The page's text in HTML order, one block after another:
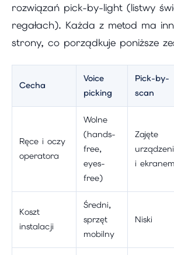
rozwiązań pick-by-light (listwy
regałach). Każda z metod ma
strony, co porządkuje poniższe
Cecha
Voice
picking
Pick-by-
scan
Ręce i oczy
operatora
Wolne
(hands-
free,
eyes-
free)
Zajęte
i ekranem
Koszt
instalacji
Średni,
sprzęt
mobilny
Niski